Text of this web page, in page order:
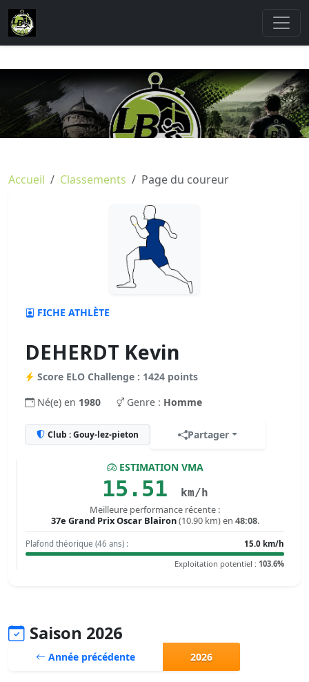
Accueil Classements Page du coureur
FICHE ATHLÈTE
DEHERDT Kevin
Score ELO Challenge : 1424 points
Né(e) en 1980 Genre : Homme
Club : Gouy-lez-pieton Partager
ESTIMATION VMA
15.51 km/h
Meilleure performance récente :
37e Grand Prix Oscar Blairon(10.90 km) en 48:08.
Plafond théorique (46 ans) :
15.0 km/h
Exploitation potentiel : 103.6%
Saison 2026
Année précédente 2026